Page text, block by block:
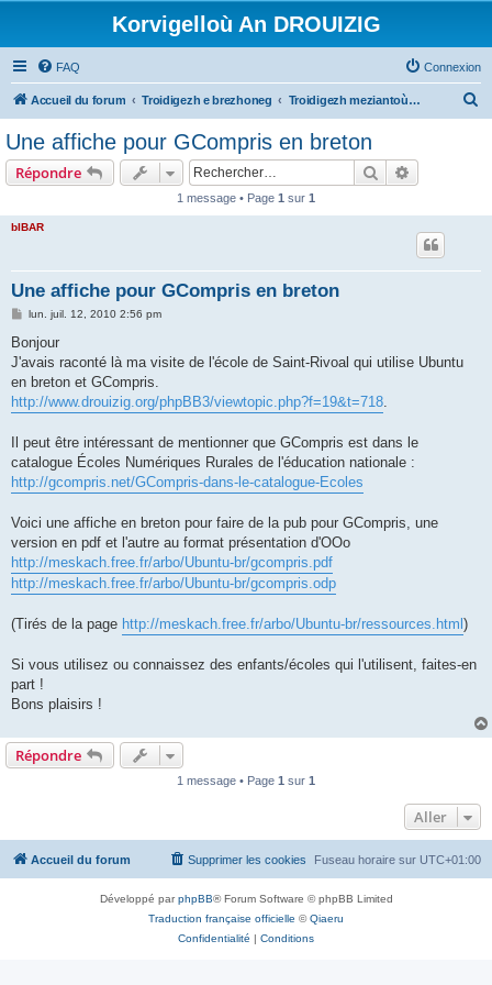
Korvigelloù An DROUIZIG
FAQ Connexion
Accueil du forum Troidigezh e brezhoneg Troidigezh meziantoù all (frank a wirioù evit an darn vrasañ anezho)
Une affiche pour GCompris en breton
Répondre Rechercher
1 message • Page 1 sur 1
bIBAR
Une affiche pour GCompris en breton
M
s
a
g
lun. juil. 12, 2010 2:56 pm
Bonjour
J'avais raconté là ma visite de l'école de Saint-Rivoal qui utilise Ubuntu
en breton et GCompris.
http://www.drouizig.org/phpBB3/viewtopic.php?f=19&t=718.
Il peut être intéressant de mentionner que GCompris est dans le
catalogue Écoles Numériques Rurales de l'éducation nationale :
http://gcompris.net/GCompris-dans-le-catalogue-Ecoles
Voici une affiche en breton pour faire de la pub pour GCompris, une
version en pdf et l'autre au format présentation d'OOo
http://meskach.free.fr/arbo/Ubuntu-br/gcompris.pdf
http://meskach.free.fr/arbo/Ubuntu-br/gcompris.odp
(Tirés de la page http://meskach.free.fr/arbo/Ubuntu-br/ressources.html )
Si vous utilisez ou connaissez des enfants/écoles qui l'utilisent, faites-en
part !
Bons plaisirs !
Répondre
1 message • Page 1 sur 1
Aller
Accueil du forum Fuseau horaire sur UTC+01:00
Supprimer les cookies
Développé parphpBB® Forum Software © phpBB Limited
Traduction française officielle ©Qiaeru
Confidentialité | Conditions